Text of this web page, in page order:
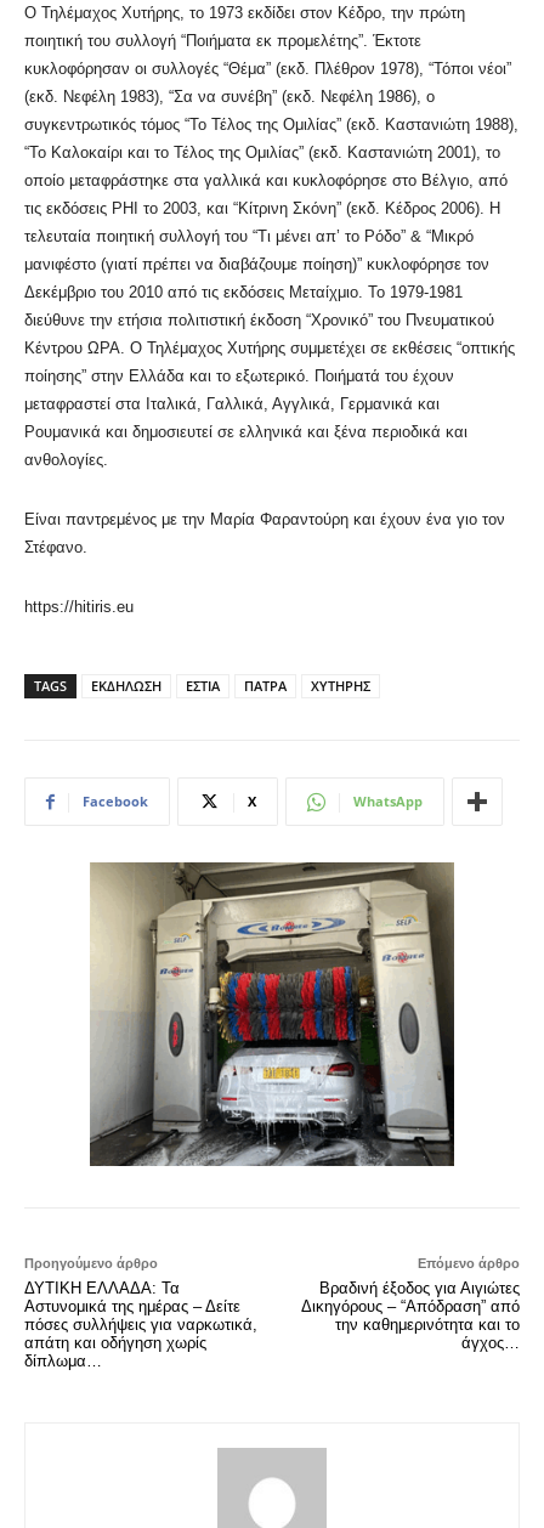
Ο Τηλέμαχος Χυτήρης, το 1973 εκδίδει στον Κέδρο, την πρώτη
ποιητική του συλλογή “Ποιήματα εκ προμελέτης”. Έκτοτε
κυκλοφόρησαν οι συλλογές “Θέμα” (εκδ. Πλέθρον 1978), “Τόποι νέοι”
(εκδ. Νεφέλη 1983), “Σα να συνέβη” (εκδ. Νεφέλη 1986), ο
συγκεντρωτικός τόμος “Το Τέλος της Ομιλίας” (εκδ. Καστανιώτη 1988),
“Το Καλοκαίρι και το Τέλος της Ομιλίας” (εκδ. Καστανιώτη 2001), το
οποίο μεταφράστηκε στα γαλλικά και κυκλοφόρησε στο Βέλγιο, από
τις εκδόσεις PHI το 2003, και “Κίτρινη Σκόνη” (εκδ. Κέδρος 2006). Η
τελευταία ποιητική συλλογή του “Τι μένει απ’ το Ρόδο” & “Μικρό
μανιφέστο (γιατί πρέπει να διαβάζουμε ποίηση)” κυκλοφόρησε τον
Δεκέμβριο του 2010 από τις εκδόσεις Μεταίχμιο. Το 1979-1981
διεύθυνε την ετήσια πολιτιστική έκδοση “Χρονικό” του Πνευματικού
Κέντρου ΩΡΑ. Ο Τηλέμαχος Χυτήρης συμμετέχει σε εκθέσεις “οπτικής
ποίησης” στην Ελλάδα και το εξωτερικό. Ποιήματά του έχουν
μεταφραστεί στα Ιταλικά, Γαλλικά, Αγγλικά, Γερμανικά και
Ρουμανικά και δημοσιευτεί σε ελληνικά και ξένα περιοδικά και
ανθολογίες.
Είναι παντρεμένος με την Μαρία Φαραντούρη και έχουν ένα γιο τον
Στέφανο.
https://hitiris.eu
TAGS ΕΚΔΗΛΩΣΗ ΕΣΤΙΑ ΠΑΤΡΑ ΧΥΤΗΡΗΣ
Facebook X WhatsApp
Προηγούμενο άρθρο
ΔΥΤΙΚΗ ΕΛΛΑΔΑ: Τα
Αστυνομικά της ημέρας – Δείτε
πόσες συλλήψεις για ναρκωτικά,
απάτη και οδήγηση χωρίς
δίπλωμα…
Επόμενο άρθρο
Βραδινή έξοδος για Αιγιώτες
Δικηγόρους – “Απόδραση” από
την καθημερινότητα και το
άγχος…